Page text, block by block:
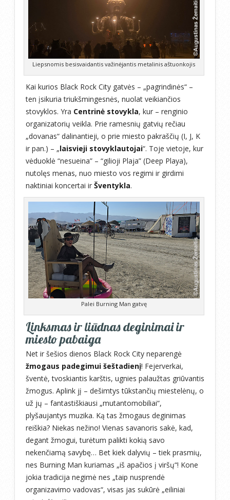
Liepsnomis besisvaidantis važinėjantis metalinis aštuonkojis
Kai kurios Black Rock City gatvės – „pagrindinės“ –
ten įsikuria triukšmingesnės, nuolat veikiančios
stovyklos. Yra Centrinė stovykla, kur – renginio
organizatorių veikla. Prie ramesnių gatvių rečiau
„dovanas“ dalinantieji, o prie miesto pakraščių (I, J, K
ir pan.) – „laisvieji stovyklautojai“. Toje vietoje, kur
vėduoklė “nesueina” – “gilioji Plaja” (Deep Playa),
nutolęs menas, nuo miesto vos regimi ir girdimi
naktiniai koncertai ir Šventykla.
Palei Burning Man gatvę
Linksmas ir liūdnas deginimai ir
miesto pabaiga
Net ir šešios dienos Black Rock City neparengė
žmogaus padegimui šeštadienį! Fejerverkai,
šventė, tvoskiantis karštis, ugnies palaužtas griūvantis
žmogus. Aplink jį – dešimtys tūkstančių miestelėnų, o
už jų – fantastiškiausi „mutantomobiliai“,
plyšaujantys muzika. Ką tas žmogaus deginimas
reiškia? Niekas nežino! Vienas savanoris sakė, kad,
degant žmogui, turėtum palikti kokią savo
nekenčiamą savybę… Bet kiek dalyvių – tiek prasmių,
nes Burning Man kuriamas „iš apačios į viršų“! Kone
jokia tradicija negimė nes „taip nusprendė
organizavimo vadovas“, visas jas sukūrė „eiliniai